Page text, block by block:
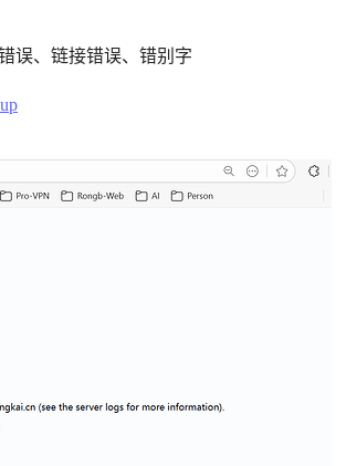
误、链接错误、错别字